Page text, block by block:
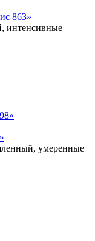
863»
интенсивные
умеренные